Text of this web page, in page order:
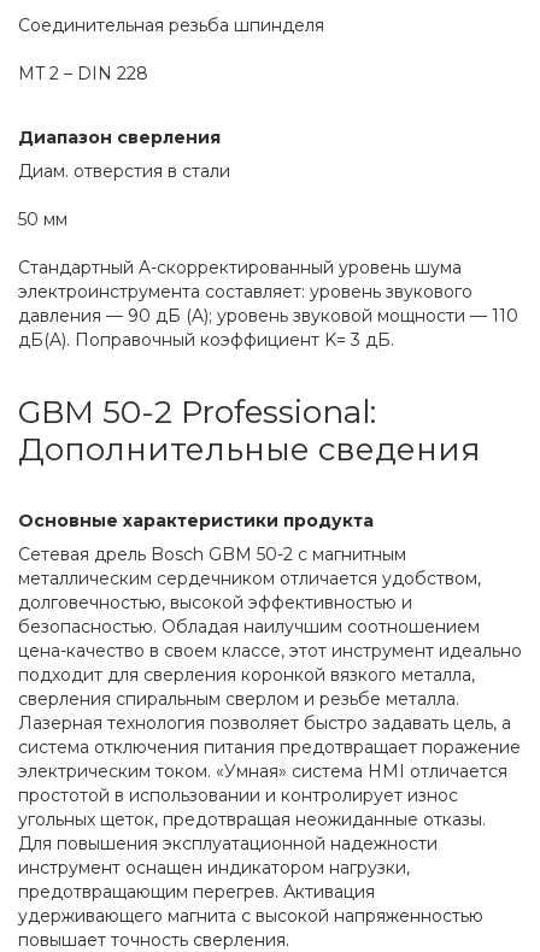
Соединительная резьба шпинделя
MT 2 – DIN 228
Диапазон сверления
Диам. отверстия в стали
50 мм
Стандартный A-скорректированный уровень шума
электроинструмента составляет: уровень звукового
давления — 90 дБ (A); уровень звуковой мощности — 110
дБ(A). Поправочный коэффициент K= 3 дБ.
GBM 50-2 Professional:
Дополнительные сведения
Основные характеристики продукта
Сетевая дрель Bosch GBM 50-2 с магнитным
металлическим сердечником отличается удобством,
долговечностью, высокой эффективностью и
безопасностью. Обладая наилучшим соотношением
цена-качество в своем классе, этот инструмент идеально
подходит для сверления коронкой вязкого металла,
сверления спиральным сверлом и резьбе металла.
Лазерная технология позволяет быстро задавать цель, а
система отключения питания предотвращает поражение
электрическим током. «Умная» система HMI отличается
простотой в использовании и контролирует износ
угольных щеток, предотвращая неожиданные отказы.
Для повышения эксплуатационной надежности
инструмент оснащен индикатором нагрузки,
предотвращающим перегрев. Активация
удерживающего магнита с высокой напряженностью
повышает точность сверления.